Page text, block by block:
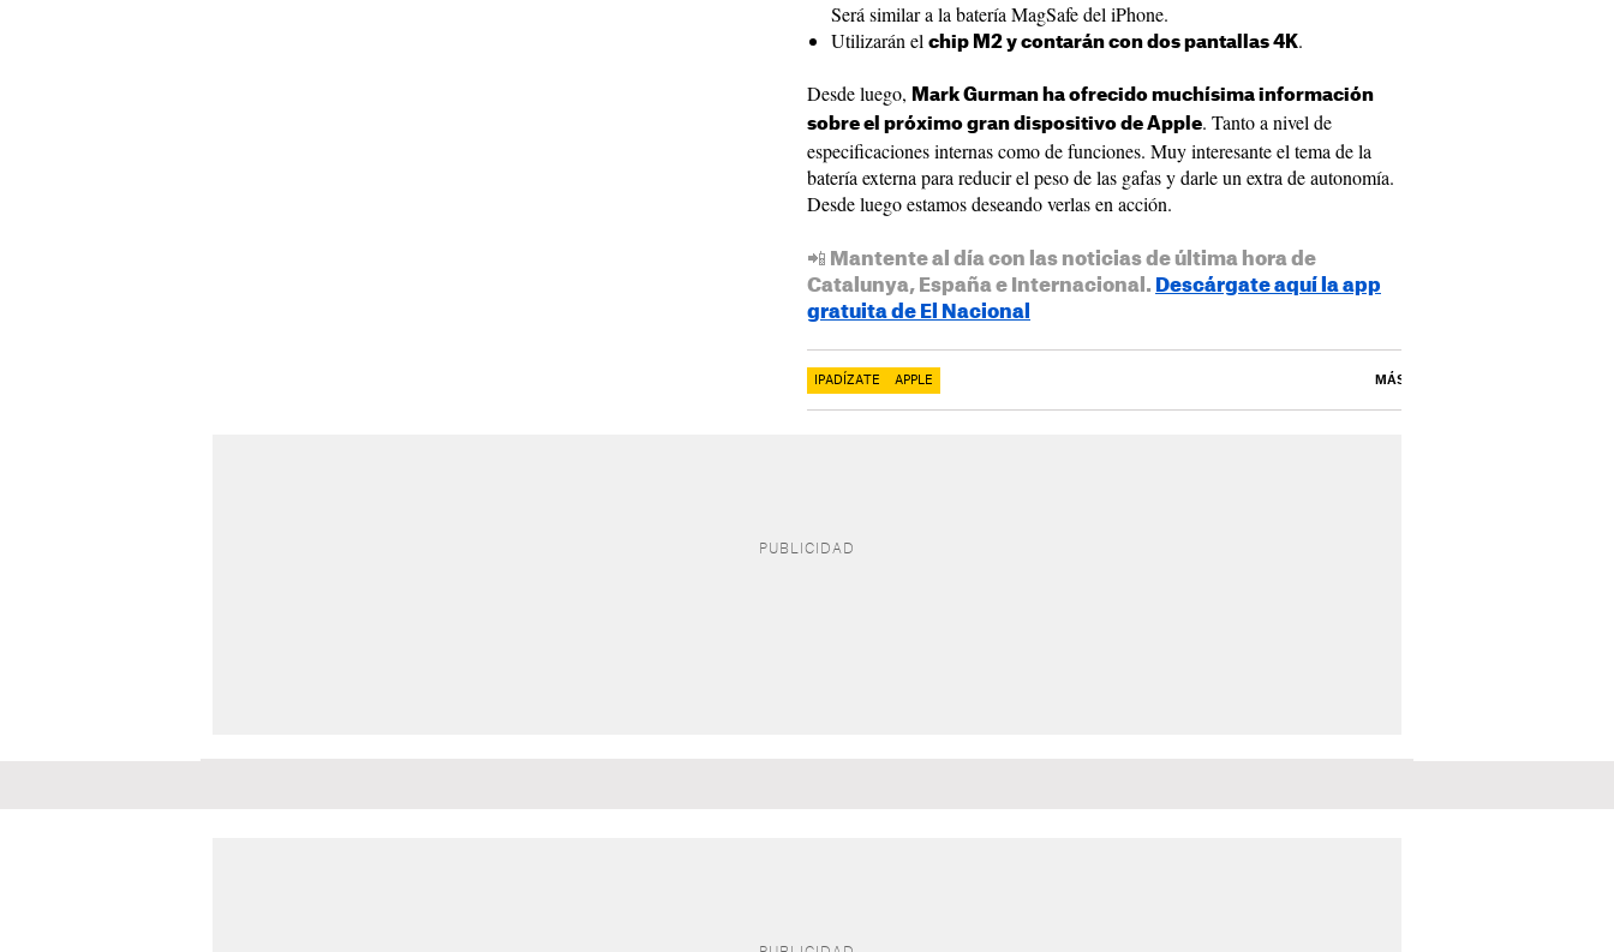
Será similar a la batería MagSafe del iPhone.
Utilizarán el chip M2 y contarán con dos pantallas 4K.
Desde luego, Mark Gurman ha ofrecido muchísima información
sobre el próximo gran dispositivo de Apple. Tanto a nivel de
especificaciones internas como de funciones. Muy interesante el tema de la
batería externa para reducir el peso de las gafas y darle un extra de autonomía.
Desde luego estamos deseando verlas en acción.
📲 Mantente al día con las noticias de última hora de
Catalunya, España e Internacional. Descárgate aquí la app
gratuita de El Nacional
IPADÍZATE APPLE MÁS